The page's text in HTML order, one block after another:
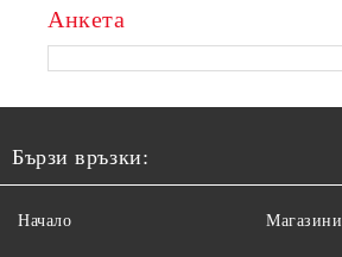
Анкета
Бързи връзки:
Начало Магазини